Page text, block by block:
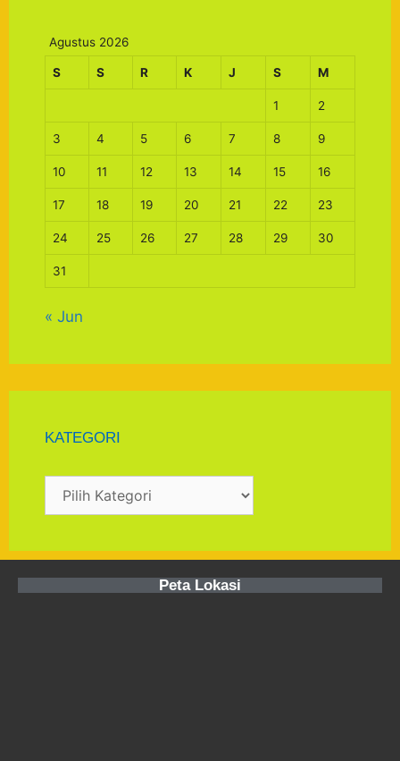
Agustus 2026
S S R K J S M
1 2
3 4 5 6 7 8 9
10 11 12 13 14 15 16
17 18 19 20 21 22 23
24 25 26 27 28 29 30
31
« Jun
KATEGORI
Peta Lokasi